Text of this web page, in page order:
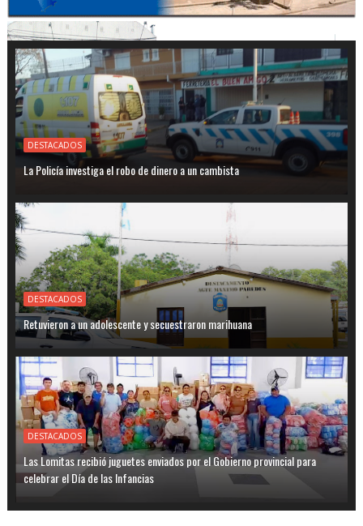
DESTACADOS
La Policía investiga el robo de dinero a un cambista
DESTACADOS
Retuvieron a un adolescente y secuestraron marihuana
DESTACADOS
Las Lomitas recibió juguetes enviados por el Gobierno provincial para
celebrar el Día de las Infancias